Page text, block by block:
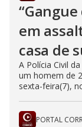
em
casa de
A Polícia Civil
um homem de
sexta-feira(7),
PORTAL